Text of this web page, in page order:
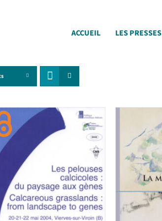
ACCUEIL LES PRESSES